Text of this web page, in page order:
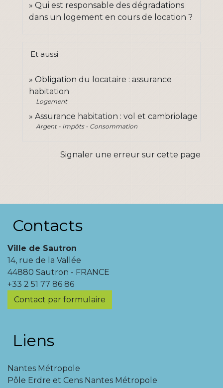
Qui est responsable des dégradations
dans un logement en cours de location ?
Et aussi
Obligation du locataire : assurance
habitation
Logement
Assurance habitation : vol et cambriolage
Argent - Impôts - Consommation
Signaler une erreur sur cette page
Contacts
Ville de Sautron
14, rue de la Vallée
44880 Sautron - FRANCE
+33 2 51 77 86 86
Contact par formulaire
Liens
Nantes Métropole
Pôle Erdre et Cens Nantes Métropole